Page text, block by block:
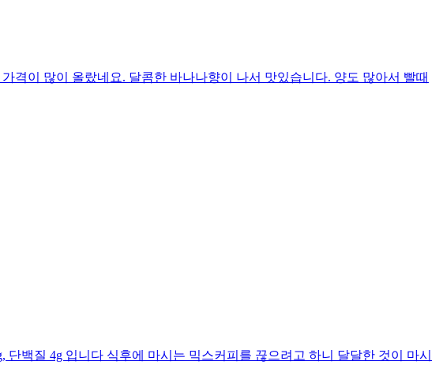
격이 많이 올랐네요. 달콤한 바나나향이 나서 맛있습니다. 양도 많아서 빨때
단백질 4g 입니다 식후에 마시는 믹스커피를 끊으려고 하니 달달한 것이 마시